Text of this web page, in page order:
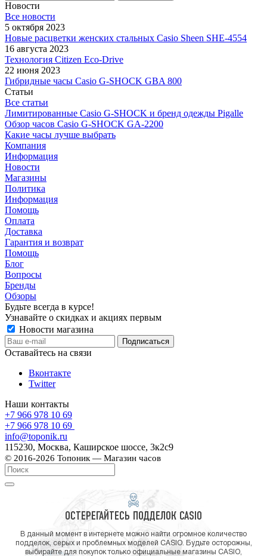
Новости
Все новости
5 октября 2023
Новые расцветки женских стальных Casio Sheen SHE-4554
16 августа 2023
Технология Citizen Eco-Drive
22 июня 2023
Гибридные часы Casio G-SHOCK GBA 800
Статьи
Все статьи
Лимитированные Casio G-SHOCK и бренд одежды Pigalle
Обзор часов Casio G-SHOCK GA-2200
Какие часы лучше выбрать
Компания
Информация
Новости
Магазины
Политика
Информация
Помощь
Оплата
Доставка
Гарантия и возврат
Помощь
Блог
Вопросы
Бренды
Обзоры
Будьте всегда в курсе!
Узнавайте о скидках и акциях первым
Новости магазина
Оставайтесь на связи
Вконтакте
Twitter
Наши контакты
+7 966 978 10 69
+7 966 978 10 69
info@toponik.ru
115230, Москва, Каширское шоссе, 3к2с9
© 2016-2026 Топоник — Магазин часов
ОСТЕРЕГАЙТЕСЬ ПОДДЕЛОК CASIO
В данный момент в интернете можно найти огромное количество
подделок, серых и проблемных моделей CASIO. Будьте осторожны,
выбирайте для покупок только официальные магазины CASIO,